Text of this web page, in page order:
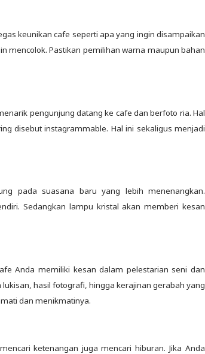
keunikan cafe seperti apa yang ingin disampaikan
mencolok. Pastikan pemilihan warna maupun bahan
pengunjung datang ke cafe dan berfoto ria. Hal
disebut instagrammable. Hal ini sekaligus menjadi
pada suasana baru yang lebih menenangkan.
Sedangkan lampu kristal akan memberi kesan
Anda memiliki kesan dalam pelestarian seni dan
hasil fotografi, hingga kerajinan gerabah yang
dan menikmatinya.
ketenangan juga mencari hiburan. Jika Anda